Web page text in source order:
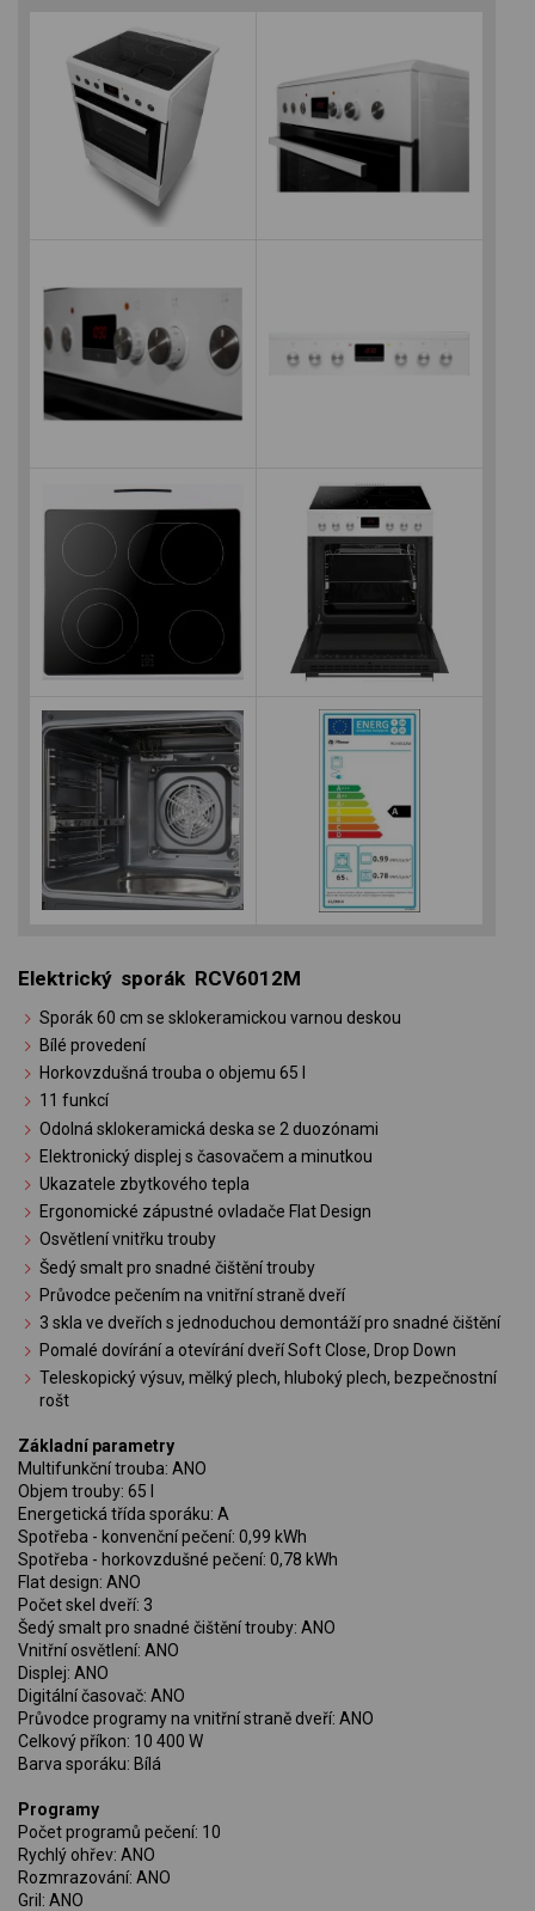
Elektrický sporák RCV6012M
Sporák 60 cm se sklokeramickou varnou deskou
Bílé provedení
Horkovzdušná trouba o objemu 65 l
11 funkcí
Odolná sklokeramická deska se 2 duozónami
Elektronický displej s časovačem a minutkou
Ukazatele zbytkového tepla
Ergonomické zápustné ovladače Flat Design
Osvětlení vnitřku trouby
Šedý smalt pro snadné čištění trouby
Průvodce pečením na vnitřní straně dveří
3 skla ve dveřích s jednoduchou demontáží pro snadné čištění
Pomalé dovírání a otevírání dveří Soft Close, Drop Down
Teleskopický výsuv, mělký plech, hluboký plech, bezpečnostní
rošt
Základní parametry
Multifunkční trouba: ANO
Objem trouby: 65 l
Energetická třída sporáku: A
Spotřeba - konvenční pečení: 0,99 kWh
Spotřeba - horkovzdušné pečení: 0,78 kWh
Flat design: ANO
Počet skel dveří: 3
Šedý smalt pro snadné čištění trouby: ANO
Vnitřní osvětlení: ANO
Displej: ANO
Digitální časovač: ANO
Průvodce programy na vnitřní straně dveří: ANO
Celkový příkon: 10 400 W
Barva sporáku: Bílá
Programy
Počet programů pečení: 10
Rychlý ohřev: ANO
Rozmrazování: ANO
Gril: ANO